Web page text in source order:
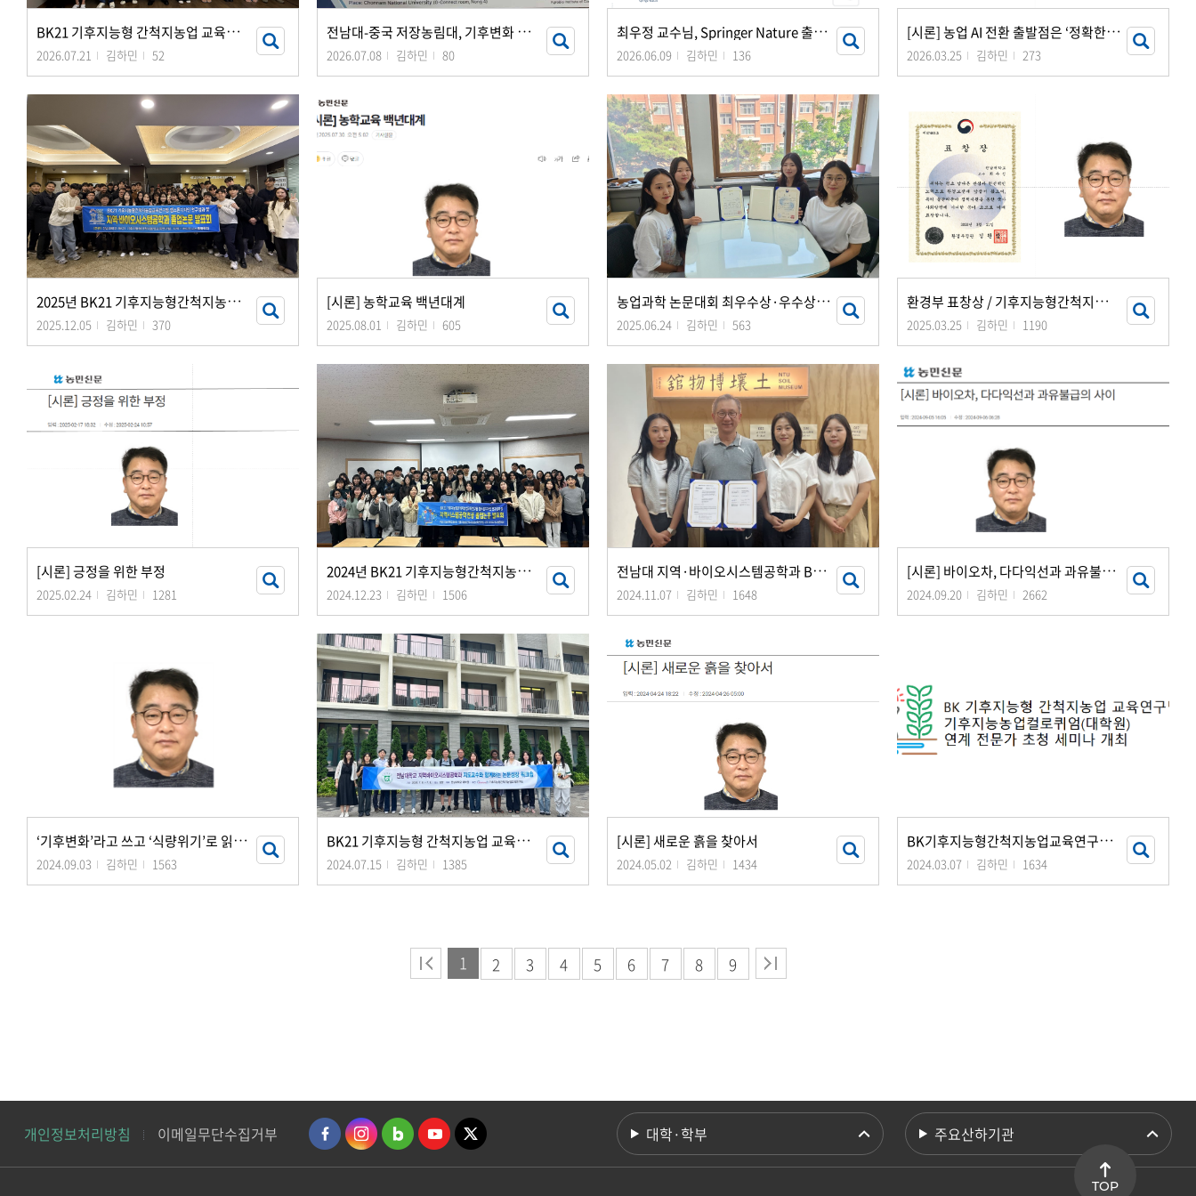
B
K21 기후지능형 간척지농업 교육연구팀 <하계 지도교수와 함께하는 논문성장 워크숍&
2026.07.21 김하민 52
전
남대-중국 저장농림대, 기후변화 토양 생태 분야 국제 공동 세미나 개최
2026.07.08 김하민 80
최
우정 교수님, Springer Nature 출판사 2026 우수 편집위원상 수상
2026.06.09 김하민 136
[
시론] 농업 AI 전환 출발점은 ‘정확한 표준과 데이터’
2026.03.25 김하민 273
2
025년 BK21 기후지능형간척지농업교육연구팀 캡스톤디자인 연구성과 및 지역·바이오시스템
2025.12.05 김하민 370
[시론] 농학교육 백년대계
2025.08.01 김하민 605
농
업과학 논문대회 최우수상·우수상 동시 수상/2025 농업과학 리더스 포럼…기후변화 대응
2025.06.24 김하민 563
환
경부 표창상 / 기후지능형간척지농업교육연구팀 최우정 교수
2025.03.25 김하민 1190
[시론] 긍정을 위한 부정
2025.02.24 김하민 1281
2
024년 BK21 기후지능형간척지농업교육연구팀 캡스톤디자인 연구성과 및 지역시스템공학전공
2024.12.23 김하민 1506
전
남대 지역·바이오시스템공학과 BK21 국립대만대학교와 국제 교류
2024.11.07 김하민 1648
[
시론] 바이오차, 다다익선과 과유불급의 사이
2024.09.20 김하민 2662
‘
기후변화’라고 쓰고 ‘식량위기’로 읽는다
2024.09.03 김하민 1563
B
K21 기후지능형 간척지농업 교육연구팀 <하계 지도교수와 함께하는 논문성장 워크숍&
2024.07.15 김하민 1385
[시론] 새로운 흙을 찾아서
2024.05.02 김하민 1434
B
K기후지능형간척지농업교육연구팀 국내 전문가 초청 일정 안내
2024.03.07 김하민 1634
1 2 3 4 5 6 7 8 9
개인정보처리방침 이메일무단수집거부 대학·학부 주요산하기관
TOP